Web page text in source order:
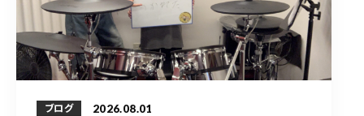
ブログ 2026.08.01